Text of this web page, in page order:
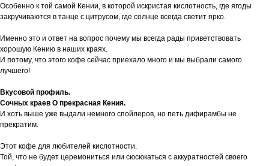
Особенно к той самой Кении, в которой искристая кислотность, где ягоды
закручиваются в танце с цитрусом, где солнце всегда светит ярко.
Именно это и ответ на вопрос почему мы всегда рады приветствовать
хорошую Кению в наших краях.
И потому, что этого кофе сейчас приехало много и мы выбрали самого
лучшего!
Вкусовой профиль.
Сочных краев О прекрасная Кения.
И хоть выше уже выдали немного спойлеров, но петь дифирамбы не
прекратим.
Этот кофе для любителей кислотности.
Той, что не будет церемониться или сюсюкаться с аккуратностей своего